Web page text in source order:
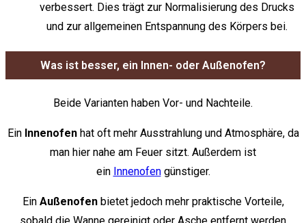
verbessert. Dies trägt zur Normalisierung des Drucks
und zur allgemeinen Entspannung des Körpers bei.
Was ist besser, ein Innen- oder Außenofen?
Beide Varianten haben Vor- und Nachteile.
Ein Innenofenhat oft mehr Ausstrahlung und Atmosphäre, da
man hier nahe am Feuer sitzt. Außerdem ist
ein Innenofengünstiger.
Ein Außenofenbietet jedoch mehr praktische Vorteile,